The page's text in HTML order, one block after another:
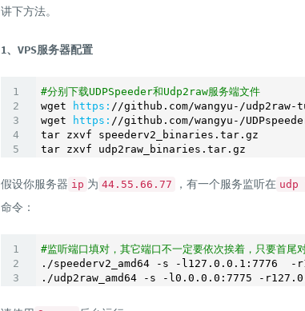
讲下方法。
1、VPS服务器配置
#分别下载UDPSpeeder和Udp2raw服务端文件
wget
https: / /github.com/wangyu - /udp2raw-
wget
https: / /github.com/wangyu - /
tar zxvf speederv2_binaries.tar.gz
tar zxvf udp2raw_binaries.tar.gz
假设你服务器 ip 为 44.55.66.77 ，有一个服务监听在 udp
命令：
#监听端口填对，其它端口不一定要依次挨着，只要首尾
./speederv2_amd64 -s -l127 .0 .0 .1 : 7776
-
./udp2raw_amd64 -s -l0 .0 .0 .0 : 7775 -r127 .0